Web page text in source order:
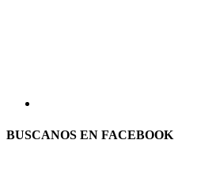
BUSCANOS EN FACEBOOK